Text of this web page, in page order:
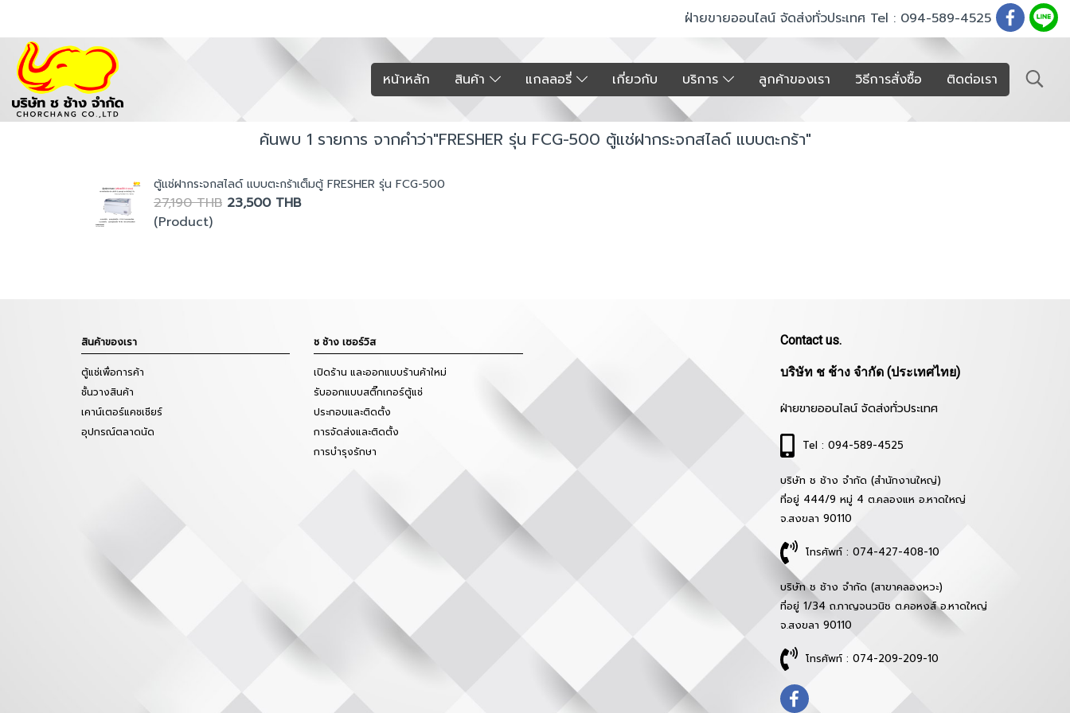
ฝ่ายขายออนไลน์ จัดส่งทั่วประเทศ Tel : 094-589-4525
หน้าหลัก สินค้า แกลลอรี่ เกี่ยวกับ บริการ ลูกค้าของเรา วิธีการสั่งซื้อ ติดต่อเรา
ค้นพบ 1 รายการ จากคำว่า"FRESHER รุ่น FCG-500 ตู้แช่ฝากระจกสไลด์ แบบตะกร้า"
ตู้แช่ฝากระจกสไลด์ แบบตะกร้าเต็มตู้ FRESHER รุ่น FCG-500
27,190 THB 23,500 THB
(Product)
สินค้าของเรา
ตู้แช่เพื่อการค้า
ชั้นวางสินค้า
เคาน์เตอร์แคชเชียร์
อุปกรณ์ตลาดนัด
ช ช้าง เซอร์วิส
เปิดร้าน และออกแบบร้านค้าใหม่
รับออกแบบสติ๊กเกอร์ตู้แช่
ประกอบและติดตั้ง
การจัดส่งและติดตั้ง
การบำรุงรักษา
Contact us.
บริษัท ช ช้าง จำกัด (ประเทศไทย)
ฝ่ายขายออนไลน์ จัดส่งทั่วประเทศ
Tel : 094-589-4525
บริษัท ช ช้าง จำกัด (สำนักงานใหญ่)
ที่อยู่ 444/9 หมู่ 4 ต.คลองแห อ.หาดใหญ่
จ.สงขลา 90110
โทรศัพท์ : 074-427-408-10
บริษัท ช ช้าง จำกัด (สาขาคลองหวะ)
ที่อยู่ 1/34 ถ.กาญจนวนิช ต.คอหงส์ อ.หาดใหญ่
จ.สงขลา 90110
โทรศัพท์ : 074-209-209-10